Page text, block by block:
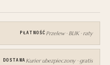
PŁATNOŚĆ Przelew · BLIK · raty
DOSTAWA Kurier ubezpieczony · gratis